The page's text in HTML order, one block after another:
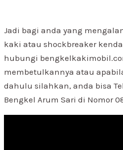
Jadi bagi anda yang
kaki atau shockbreaker
hubungi
membetulkannya atau
dahulu silahkan, anda bisa
Bengkel Arum Sari di Nomor